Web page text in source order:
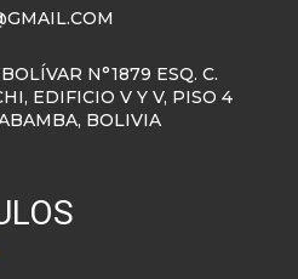
N°1879 ESQ. C.
EDIFICIO V Y V, PISO 4
BOLIVIA